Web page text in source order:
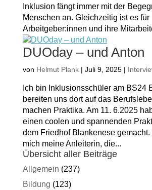
Inklusion fängt immer mit der
Menschen an. Gleichzeitig ist es für
Arbeitgeber:innen und ihre
DUOday – und Anton
von Helmut Plank| Juli 9, 2025|
Ich bin Inklusionsschüler am BS24
bereiten uns dort auf das
machen Praktika. Am 11. 6.2025
einen coolen und spannenden
dem Friedhof Blankenese gemacht.
mich meine Anleiterin, die...
Übersicht aller Beiträge
Allgemein (237)
Bildung (123)